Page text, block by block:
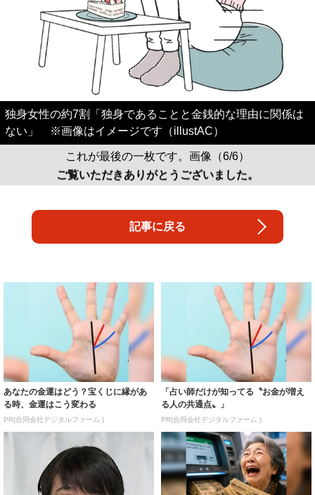
独身女性の約7割「独身であることと金銭的な理由に関係は
ない」 ※画像はイメージです（illustAC）
これが最後の一枚です。画像（6/6）
ご覧いただきありがとうございました。
記事に戻る
あなたの金運はどう？宝くじに縁があ
る時、金運はこう変わる
PR(合同会社デジタルファーム )
「占い師だけが知ってる〝お金が増え
る人の共通点〟」
PR(合同会社デジタルファーム )